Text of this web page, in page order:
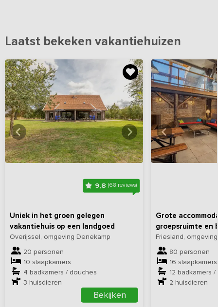
Laatst bekeken vakantiehuizen
9,8 (68 reviews)
Uniek in het groen gelegen
vakantiehuis op een landgoed
Overijssel, omgeving Denekamp
20 personen
10 slaapkamers
4 badkamers / douches
3 huisdieren
Bekijken
Bekijkhieralle foto's
Grote
groepsruimte en
Friesland,
80 personen
16 slaapkamers
12 badkamers
2 huisdieren
Bekijk